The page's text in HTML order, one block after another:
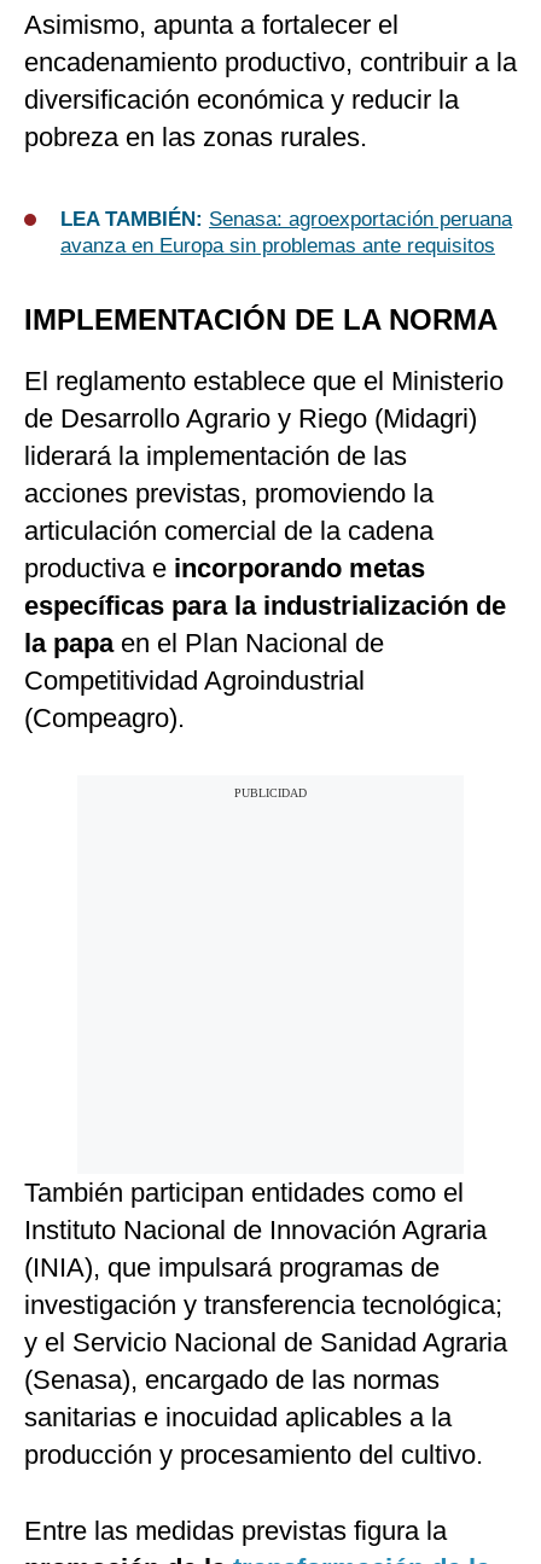
Asimismo, apunta a fortalecer el
encadenamiento productivo, contribuir a la
diversificación económica y reducir la
pobreza en las zonas rurales.
LEA TAMBIÉN: Senasa: agroexportación peruana
avanza en Europa sin problemas ante requisitos
IMPLEMENTACIÓN DE LA NORMA
El reglamento establece que el Ministerio
de Desarrollo Agrario y Riego (Midagri)
liderará la implementación de las
acciones previstas, promoviendo la
articulación comercial de la cadena
productiva e incorporando metas
específicas para la industrialización de
la papaen el Plan Nacional de
Competitividad Agroindustrial
(Compeagro).
También participan entidades como el
Instituto Nacional de Innovación Agraria
(INIA), que impulsará programas de
investigación y transferencia tecnológica;
y el Servicio Nacional de Sanidad Agraria
(Senasa), encargado de las normas
sanitarias e inocuidad aplicables a la
producción y procesamiento del cultivo.
Entre las medidas previstas figura la